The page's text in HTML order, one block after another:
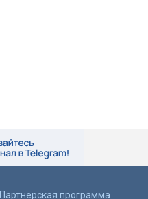
Партнерская программа